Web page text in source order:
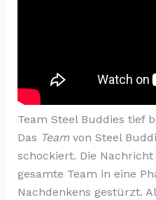
Team Steel Buddies tief
Das Teamvon Steel
schockiert. Die
gesamte Team in eine
Nachdenkens gestürzt.